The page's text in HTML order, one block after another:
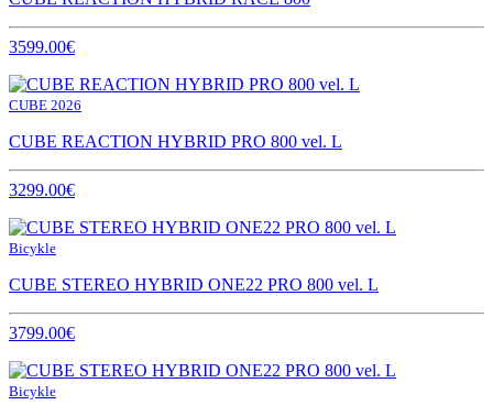
3599.00€
CUBE 2026
CUBE REACTION HYBRID PRO 800 vel. L
3299.00€
Bicykle
CUBE STEREO HYBRID ONE22 PRO 800 vel. L
3799.00€
Bicykle